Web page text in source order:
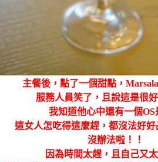
主餐後，點了一個甜點，
服務人員笑了，且說這是很
我知道他心中還有一個OS
這女人怎吃得這麼趕，都沒法好
沒辦法啦！！
因為時間太趕，且自己又太